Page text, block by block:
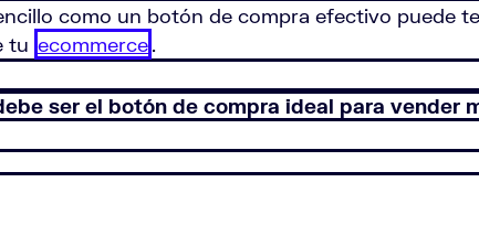
como un botón de compra efectivo puede
tu ecommerce.
ser el botón de compra ideal para vender